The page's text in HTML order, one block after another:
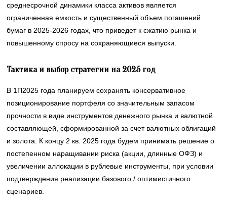
среднесрочной динамики класса активов является
ограниченная емкость и существенный объем погашений
бумаг в 2025-2026 годах, что приведет к сжатию рынка и
повышенному спросу на сохраняющиеся выпуски.
Тактика и выбор стратегии на 2025 год
В 1П2025 года планируем сохранять консервативное
позиционирование портфеля со значительным запасом
прочности в виде инструментов денежного рынка и валютной
составляющей, сформированной за счет валютных облигаций
и золота. К концу 2 кв. 2025 года будем принимать решение о
постепенном наращивании риска (акции, длинные ОФЗ) и
увеличении аллокации в рублевые инструменты, при условии
подтверждения реализации базового / оптимистичного
сценариев.